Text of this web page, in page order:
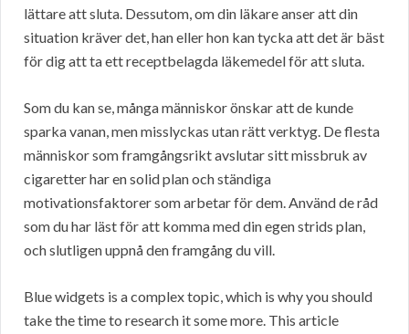
lättare att sluta. Dessutom, om din läkare anser att din
situation kräver det, han eller hon kan tycka att det är bäst
för dig att ta ett receptbelagda läkemedel för att sluta.
Som du kan se, många människor önskar att de kunde
sparka vanan, men misslyckas utan rätt verktyg. De flesta
människor som framgångsrikt avslutar sitt missbruk av
cigaretter har en solid plan och ständiga
motivationsfaktorer som arbetar för dem. Använd de råd
som du har läst för att komma med din egen strids plan,
och slutligen uppnå den framgång du vill.
Blue widgets is a complex topic, which is why you should
take the time to research it some more. This article